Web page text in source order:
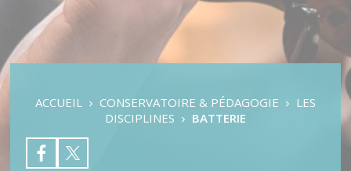
Pratiques d’ensembles
Auditions & Examens
Les Disciplines
Les Orchestres
Danse Classique
Danse Contemporaine
Danse Modern Jazz
Batterie
ACCUEIL CONSERVATOIRE & PÉDAGOGIE
LES
DISCIPLINES
BATTERIE